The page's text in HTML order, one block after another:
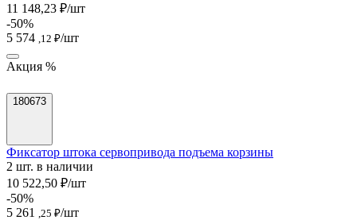
11 148,23 ₽/шт
-50%
5 574 ,12 ₽/шт
Акция %
180673
Фиксатор штока сервопривода подъема корзины
2 шт. в наличии
10 522,50 ₽/шт
-50%
5 261
,25 ₽/шт